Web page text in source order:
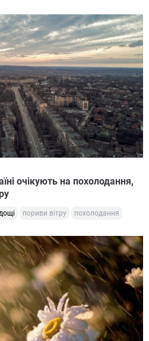
очікують на похолодання,
пориви вітру похолодання